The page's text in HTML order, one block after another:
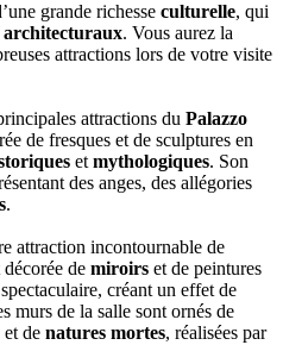
grande richesse culturelle, qui
architecturaux. Vous aurez la
attractions lors de votre visite
attractions du Palazzo
de fresques et de sculptures en
et mythologiques. Son
des anges, des allégories
.
attraction incontournable de
de miroirs et de peintures
créant un effet de
murs de la salle sont ornés de
de natures mortes, réalisées par